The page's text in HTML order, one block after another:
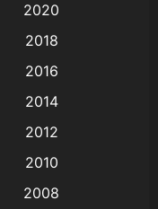
2020
2018
2016
2014
2012
2010
2008